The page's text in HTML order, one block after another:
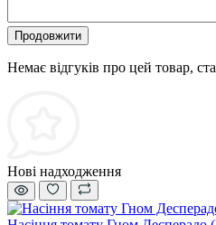
Продовжити
Немає відгуків про цей товар,
Нові надходження